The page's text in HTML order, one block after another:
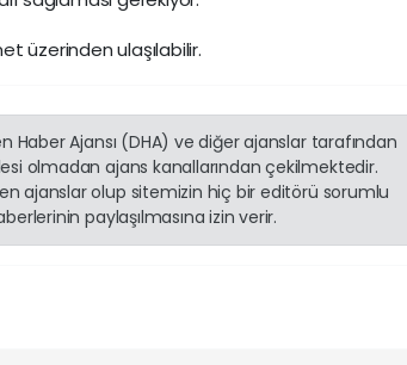
üzerinden ulaşılabilir.
Haber Ajansı (DHA) ve diğer ajanslar tarafından
olmadan ajans kanallarından çekilmektedir.
ajanslar olup sitemizin hiç bir editörü sorumlu
paylaşılmasına izin verir.